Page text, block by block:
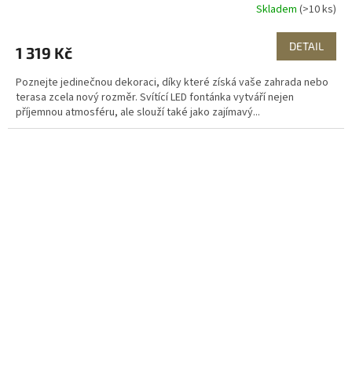
Skladem (>10 ks)
1 319 Kč DETAIL
Poznejte jedinečnou dekoraci, díky které získá vaše zahrada nebo
terasa zcela nový rozměr. Svítící LED fontánka vytváří nejen
příjemnou atmosféru, ale slouží také jako zajímavý...